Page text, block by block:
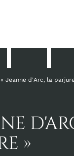
« Jeanne d'Arc, la
»